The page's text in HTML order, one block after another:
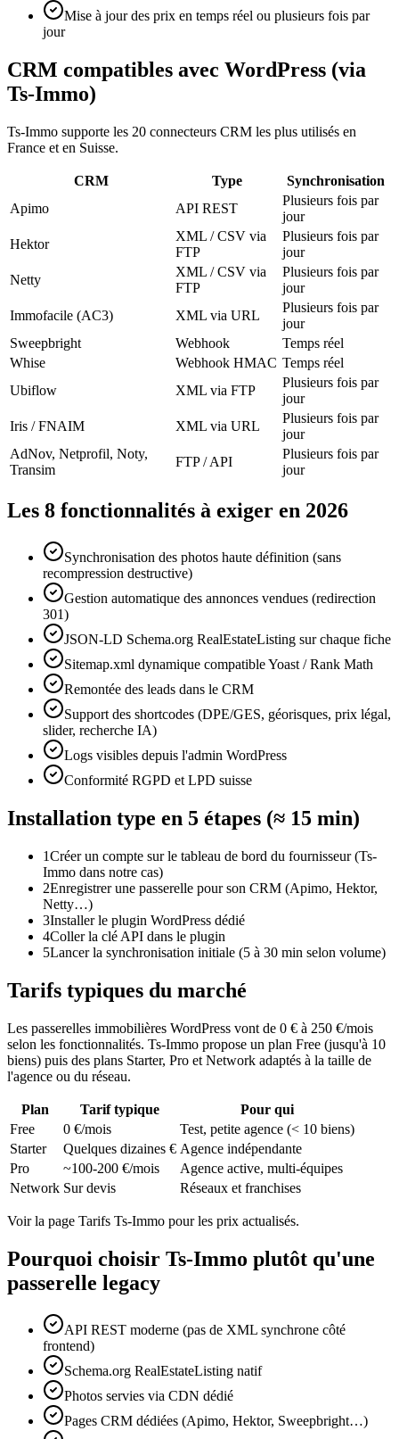
Mise à jour des prix en temps réel ou plusieurs fois par
jour
CRM compatibles avec WordPress (via
Ts-Immo)
Ts-Immo supporte les 20 connecteurs CRM les plus utilisés en
France et en Suisse.
CRM Type
Synchronisation
Apimo
API REST
Plusieurs fois par
jour
Hektor
XML / CSV via
FTP
Plusieurs fois par
jour
Netty
XML / CSV via
FTP
Plusieurs fois par
jour
Immofacile (AC3)
XML via URL
Plusieurs fois par
jour
Sweepbright
Webhook
Temps réel
Whise
Webhook HMAC Temps réel
Ubiflow
XML via FTP
Plusieurs fois par
jour
Iris / FNAIM
XML via URL
Plusieurs fois par
jour
AdNov, Netprofil, Noty,
Transim
FTP / API
Plusieurs fois par
jour
Les 8 fonctionnalités à exiger en 2026
Synchronisation des photos haute définition (sans
recompression destructive)
Gestion automatique des annonces vendues (redirection
301)
JSON-LD Schema.org RealEstateListing sur chaque fiche
Sitemap.xml dynamique compatible Yoast / Rank Math
Remontée des leads dans le CRM
Support des shortcodes (DPE/GES, géorisques, prix légal,
slider, recherche IA)
Logs visibles depuis l'admin WordPress
Conformité RGPD et LPD suisse
Installation type en 5 étapes (≈ 15 min)
1Créer un compte sur le tableau de bord du fournisseur (Ts-
Immo dans notre cas)
2Enregistrer une passerelle pour son CRM (Apimo, Hektor,
Netty…)
3Installer le plugin WordPress dédié
4Coller la clé API dans le plugin
5Lancer la synchronisation initiale (5 à 30 min selon volume)
Tarifs typiques du marché
Les passerelles immobilières WordPress vont de 0 € à 250 €/mois
selon les fonctionnalités. Ts-Immo propose un plan Free (jusqu'à 10
biens) puis des plans Starter, Pro et Network adaptés à la taille de
l'agence ou du réseau.
Plan Tarif typique
Pour qui
Free
0 €/mois
Test, petite agence (< 10 biens)
Starter
Quelques dizaines € Agence indépendante
Pro
~100-200 €/mois
Agence active, multi-équipes
Network Sur devis Réseaux et franchises
Voir la page Tarifs Ts-Immo pour les prix actualisés.
Pourquoi choisir Ts-Immo plutôt qu'une
passerelle legacy
API REST moderne (pas de XML synchrone côté
frontend)
Schema.org RealEstateListing natif
Photos servies via CDN dédié
Pages CRM dédiées (Apimo, Hektor, Sweepbright…)